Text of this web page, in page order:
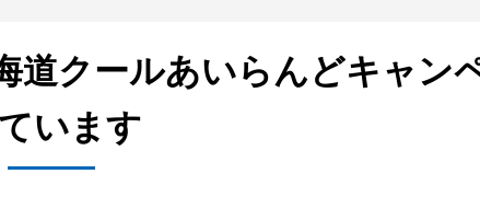
道クールあいらんどキャン
います